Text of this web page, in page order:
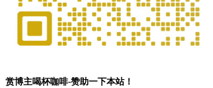
赏博主喝杯咖啡-赞助一下本站！